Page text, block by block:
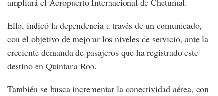
ampliará el Aeropuerto Internacional de Chetumal.
Ello, indicó la dependencia a través de un comunicado,
con el objetivo de mejorar los niveles de servicio, ante la
creciente demanda de pasajeros que ha registrado este
destino en Quintana Roo.
También se busca incrementar la conectividad aérea, con